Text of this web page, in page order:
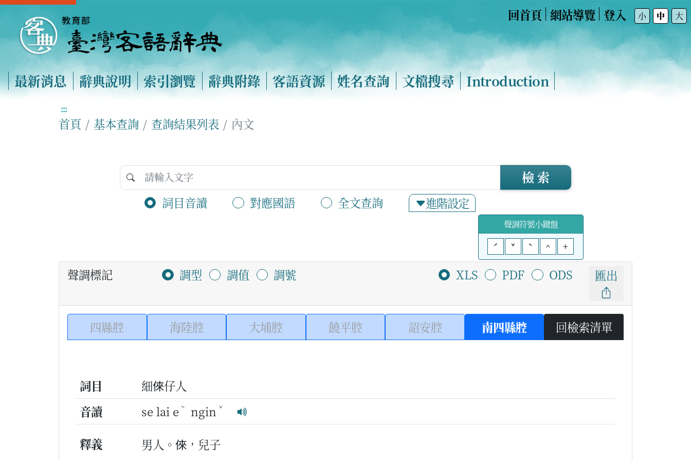
回首頁 網站導覽 登入 小 中 大
最新消息 辭典說明 索引瀏覽 辭典附錄 客語資源 姓名查詢 文檔搜尋 Introduction
:::
首頁 基本查詢 查詢結果列表 內文
詞目音讀 對應國語 全文查詢 進階設定
檢 索
聲調符號小鍵盤
ˊ
ˇ ˋ ^ +
聲調標記 調型 調值 調號 XLS PDF ODS 匯出
四縣腔 海陸腔 大埔腔 饒平腔 詔安腔 南四縣腔 回檢索清單
詞目
細倈仔人
音讀
se lai e ˋ ngin ˇ
釋義 男人。倈，兒子